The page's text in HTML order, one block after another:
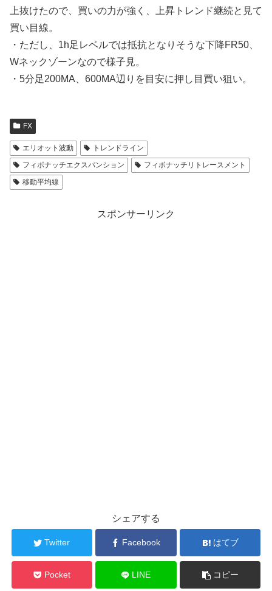
上抜けたので、買いの力が強く、上昇トレンド継続と見て
買い目線。
・ただし、1h足レベルでは抵抗となりそうな下降FR50、
Wネックゾーンなので様子見。
・5分足200MA、600MA辺りを目安に押し目買い狙い。
FX
エリオット波動
トレンドライン
フィボナッチエクスパンション
フィボナッチリトレースメント
移動平均線
スポンサーリンク
シェアする
Twitter Facebook はてブ
Pocket LINE コピー